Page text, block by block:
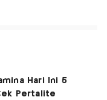
Hari Ini 5
Pertalite